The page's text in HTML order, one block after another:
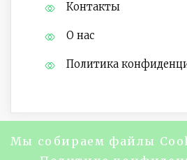
Контакты
О нас
Политика
Copyright @2024 Журнал
Мы собираем файлы